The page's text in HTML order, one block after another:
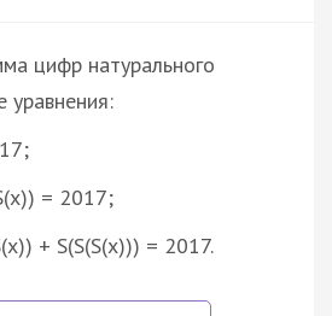
цифр натурального
уравнения:
= 2017;
+ S(S(S(x))) = 2017.